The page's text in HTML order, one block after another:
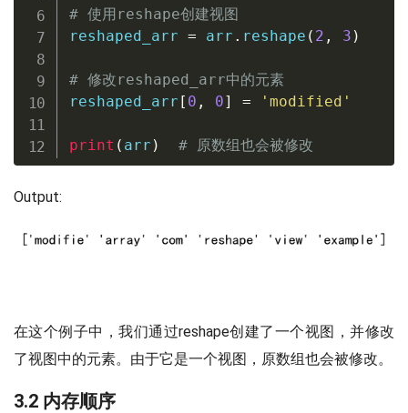
# 使用reshape创建视图
reshaped_arr = arr . reshape ( 2 , 3 )
# 修改reshaped_arr中的元素
reshaped_arr [ 0 , 0] = 'modified'
print ( arr ) # 原数组也会被修改
Output:
在这个例子中，我们通过reshape创建了一个视图，并修改
了视图中的元素。由于它是一个视图，原数组也会被修改。
3.2 内存顺序